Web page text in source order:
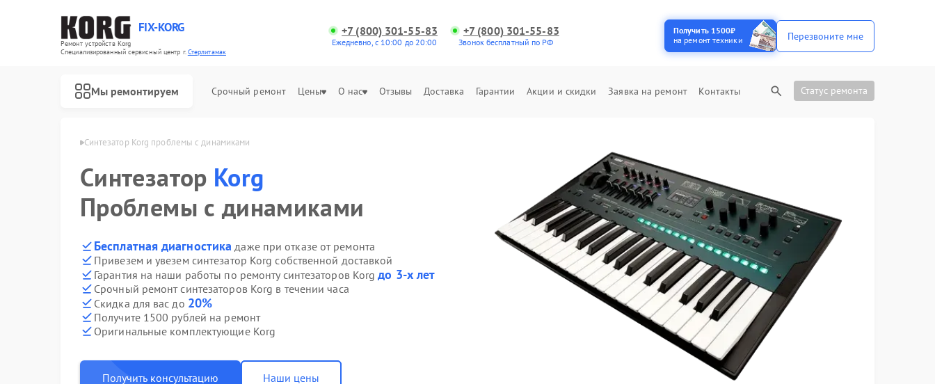
FIX-KORG
Ремонт устройств Korg
Специализированный cервисный центр г.Стерлитамак
+7 (800) 301-55-83
Ежедневно, с 10:00 до 20:00
+7 (800) 301-55-83
Звонок бесплатный по РФ
Получить 1500₽
на ремонт техники
Перезвоните мне
Мы ремонтируем Срочный ремонт Цены О нас Отзывы Доставка Гарантии Акции и скидки Заявка на ремонт Контакты Статус ремонта
Синтезатор Korg проблемы с динамиками
Синтезатор Korg
Проблемы с динамиками
Бесплатная диагностика даже при отказе от ремонта
Привезем и увезем синтезатор Korg собственной доставкой
Гарантия на наши работы по ремонту синтезаторов Korgдо 3-х лет
Срочный ремонт синтезаторов Korg в течении часа
Скидка для вас до 20%
Получите 1500 рублей на ремонт
Оригинальные комплектующие Korg
Получить консультацию Наши цены